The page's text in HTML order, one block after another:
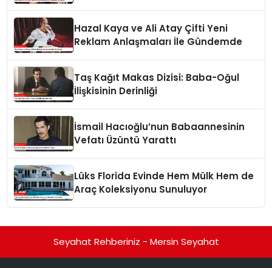
Hazal Kaya ve Ali Atay Çifti Yeni
Reklam Anlaşmaları İle Gündemde
Taş Kağıt Makas Dizisi: Baba-Oğul
İlişkisinin Derinliği
İsmail Hacıoğlu’nun Babaannesinin
Vefatı Üzüntü Yarattı
Lüks Florida Evinde Hem Mülk Hem de
Araç Koleksiyonu Sunuluyor
Seyahat Rehberiniz - Mersin Seyahat